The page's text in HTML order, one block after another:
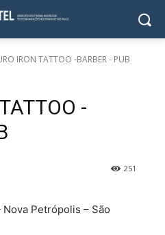
IRON TATTOO -BARBER - PUB
-
251
Petrópolis – São